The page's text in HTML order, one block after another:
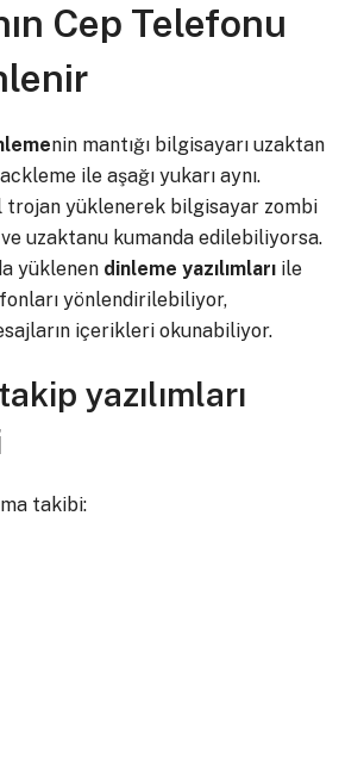
Cep Telefonu
nin mantığı bilgisayarı uzaktan
ile aşağı yukarı aynı.
trojan yüklenerek bilgisayar zombi
uzaktanu kumanda edilebiliyorsa.
yüklenen dinleme yazılımları ile
yönlendirilebiliyor,
içerikleri okunabiliyor.
yazılımları
takibi: